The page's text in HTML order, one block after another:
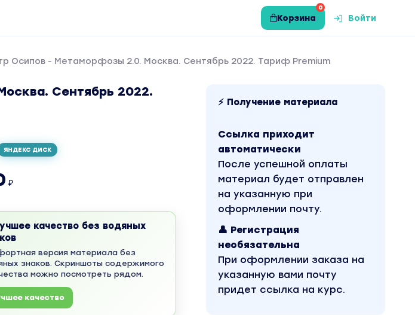
0
Корзина Войти
Осипов - Метаморфозы 2.0. Москва. Сентябрь 2022. Тариф Premium
Сентябрь 2022.
ЯНДЕКС ДИСК
₽
качество без водяных
версия материала без
знаков. Скриншоты содержимого
можно посмотреть рядом.
качество
⚡ Получение материала
Ссылка приходит
автоматически
После успешной оплаты
материал будет отправлен
на указанную при
оформлении почту.
👤 Регистрация
необязательна
При оформлении заказа на
указанную вами почту
придет ссылка на курс.